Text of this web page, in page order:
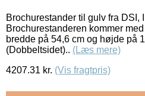
Brochurestander til gulv fra DSI,
Brochurestanderen kommer
bredde på 54,6 cm og højde på
(Dobbeltsidet).. (Læs mere)
4207.31 kr. (Vis fragtpris)